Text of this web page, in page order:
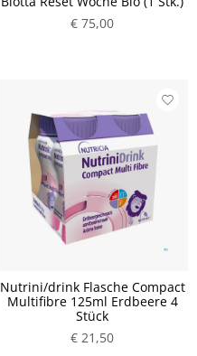
€ 75,00
Nutrini/drink Flasche Compact
Multifibre 125ml Erdbeere 4
Stück
€ 21,50